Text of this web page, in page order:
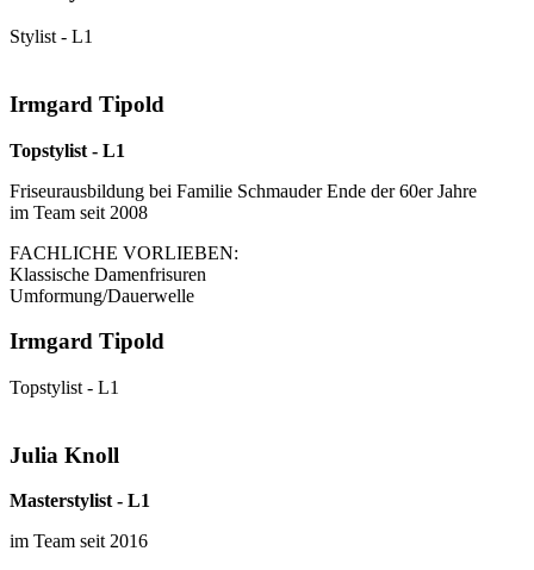
Stylist - L1
Irmgard Tipold
Topstylist - L1
Friseurausbildung bei Familie Schmauder Ende der 60er Jahre
im Team seit 2008
FACHLICHE VORLIEBEN:
Klassische Damenfrisuren
Umformung/Dauerwelle
Irmgard Tipold
Topstylist - L1
Julia Knoll
Masterstylist - L1
im Team seit 2016